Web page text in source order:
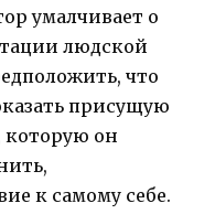
умалчивает о
людской
что
присущую
которую он
к самому себе.